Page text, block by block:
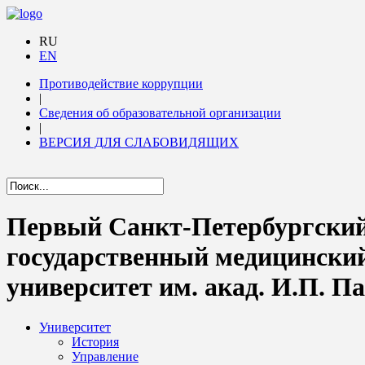
RU
EN
Противодействие коррупции
|
Сведения об образовательной организации
|
ВЕРСИЯ ДЛЯ СЛАБОВИДЯЩИХ
Первый Санкт-
государственный
университет им. акад. И.П.
Университет
История
Управление